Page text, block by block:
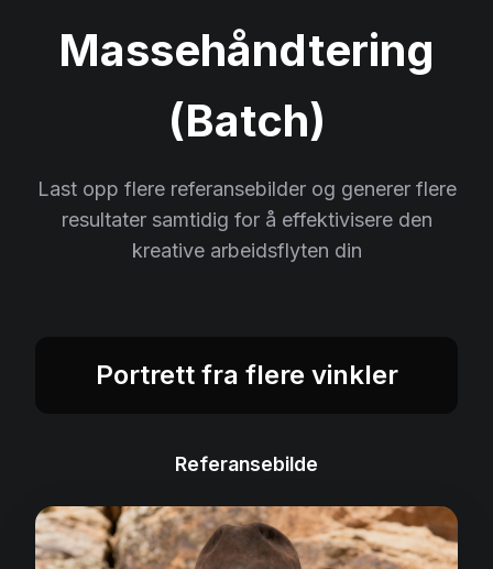
Massehåndtering
(Batch)
Last opp flere referansebilder og generer flere
resultater samtidig for å effektivisere den
kreative arbeidsflyten din
Portrett fra flere vinkler
Referansebilde